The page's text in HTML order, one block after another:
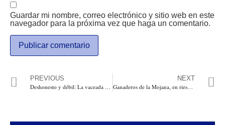
Guardar mi nombre, correo electrónico y sitio web en este
navegador para la próxima vez que haga un comentario.
PREVIOUS
Deshonesto y débil: La vaceada de Donald Trump a Justin Tradeu, mandatario de Canadá
NEXT
Ganaderos de la Mojana, en riesgos de inundación por Hidroituango trasladan sus animales a lugares más seguros